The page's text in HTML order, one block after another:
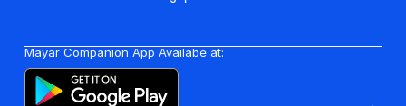
Mayar Companion App Availabe at: